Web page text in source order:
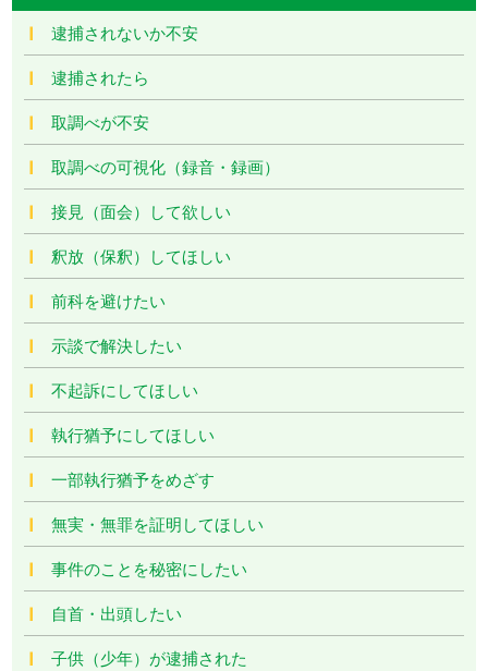
逮捕されないか不安
逮捕されたら
取調べが不安
取調べの可視化（録音・録画）
接見（面会）して欲しい
釈放（保釈）してほしい
前科を避けたい
示談で解決したい
不起訴にしてほしい
執行猶予にしてほしい
一部執行猶予をめざす
無実・無罪を証明してほしい
事件のことを秘密にしたい
自首・出頭したい
子供（少年）が逮捕された